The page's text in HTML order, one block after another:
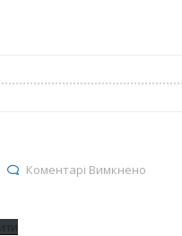
Коментарі Вимкнено